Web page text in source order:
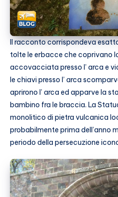
Il racconto corrispondeva
tolte le erbacce che coprivano
accovacciata presso l’ arca e
le chiavi presso l’ arca
aprirono l’ arca ed apparve la
bambino fra le braccia. La
monolitico di pietra vulcanica
probabilmente prima dell’anno
periodo della persecuzione